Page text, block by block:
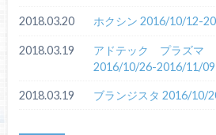
2018.03.20 ホクシン 2016/10/12-
2018.03.19
アドテック プラズマ
2016/10/26-2016/11/09
2018.03.19 ブランジスタ 2016/10/